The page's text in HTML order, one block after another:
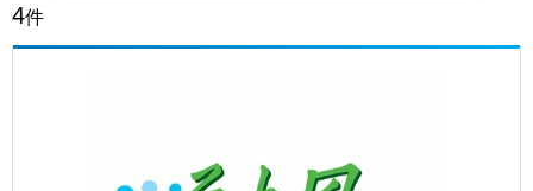
4件